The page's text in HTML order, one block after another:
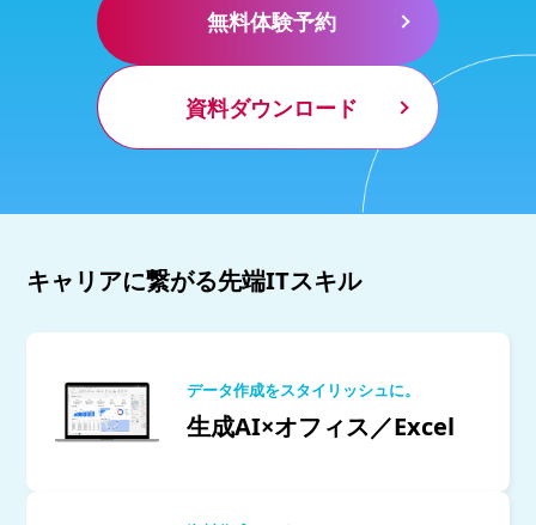
無料体験予約
資料ダウンロード
キャリアに繋がる先端ITスキル
データ作成をスタイリッシュに。
生成AI×オフィス／Excel